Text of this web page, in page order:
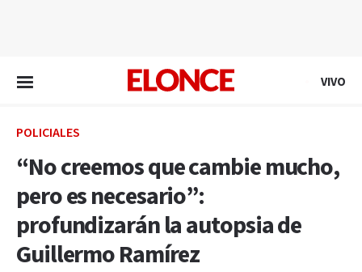
VIVO
POLICIALES
“No creemos que cambie mucho,
pero es necesario”:
profundizarán la autopsia de
Guillermo Ramírez